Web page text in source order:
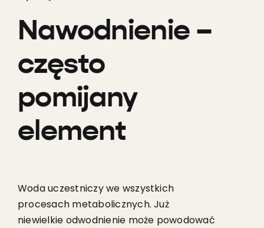
Nawodnienie –
często
pomijany
element
Woda uczestniczy we wszystkich
procesach metabolicznych. Już
niewielkie odwodnienie może powodować